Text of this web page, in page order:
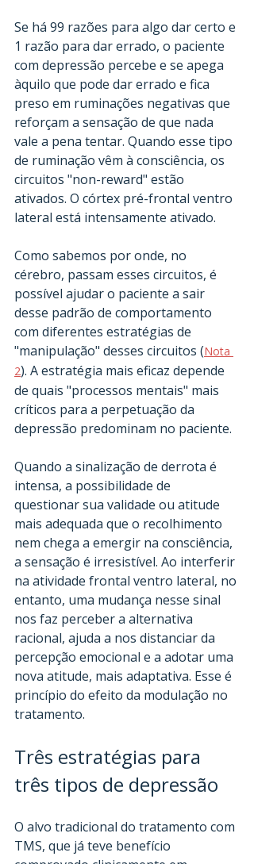
Se há 99 razões para algo dar certo e
1 razão para dar errado, o paciente
com depressão percebe e se apega
àquilo que pode dar errado e fica
preso em ruminações negativas que
reforçam a sensação de que nada
vale a pena tentar. Quando esse tipo
de ruminação vêm à consciência, os
circuitos "non-reward" estão
ativados. O córtex pré-frontal ventro
lateral está intensamente ativado.
Como sabemos por onde, no
cérebro, passam esses circuitos, é
possível ajudar o paciente a sair
desse padrão de comportamento
com diferentes estratégias de
"manipulação" desses circuitos (Nota
2). A estratégia mais eficaz depende
de quais "processos mentais" mais
críticos para a perpetuação da
depressão predominam no paciente.
Quando a sinalização de derrota é
intensa, a possibilidade de
questionar sua validade ou atitude
mais adequada que o recolhimento
nem chega a emergir na consciência,
a sensação é irresistível. Ao interferir
na atividade frontal ventro lateral, no
entanto, uma mudança nesse sinal
nos faz perceber a alternativa
racional, ajuda a nos distanciar da
percepção emocional e a adotar uma
nova atitude, mais adaptativa. Esse é
princípio do efeito da modulação no
tratamento.
Três estratégias para
três tipos de depressão
O alvo tradicional do tratamento com
TMS, que já teve benefício